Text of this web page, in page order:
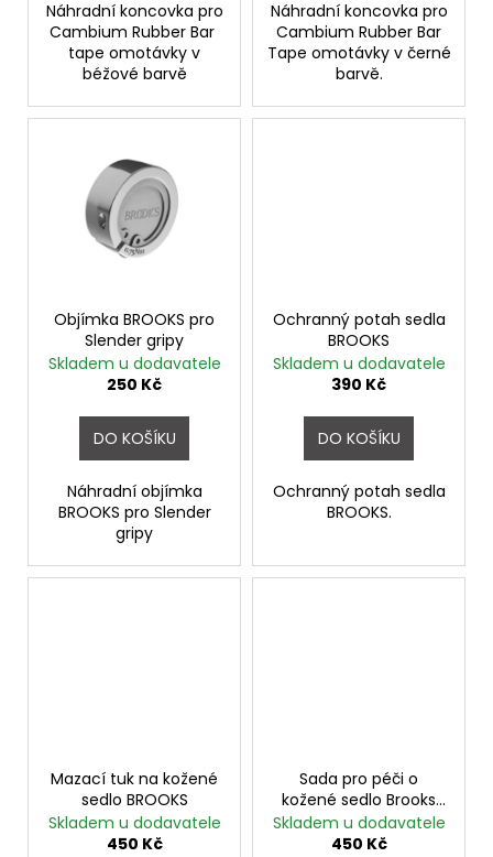
Náhradní koncovka pro
Cambium Rubber Bar
tape omotávky v
béžové barvě
Náhradní koncovka pro
Cambium Rubber Bar
Tape omotávky v černé
barvě.
Objímka BROOKS pro
Slender gripy
Skladem u dodavatele
250 Kč
DO KOŠÍKU
Náhradní objímka
BROOKS pro Slender
gripy
Ochranný potah sedla
BROOKS
Skladem u dodavatele
390 Kč
DO KOŠÍKU
Ochranný potah sedla
BROOKS.
Mazací tuk na kožené
sedlo BROOKS
Skladem u dodavatele
450 Kč
Sada pro péči o
kožené sedlo Brooks
leather saddle care kit
Skladem u dodavatele
450 Kč